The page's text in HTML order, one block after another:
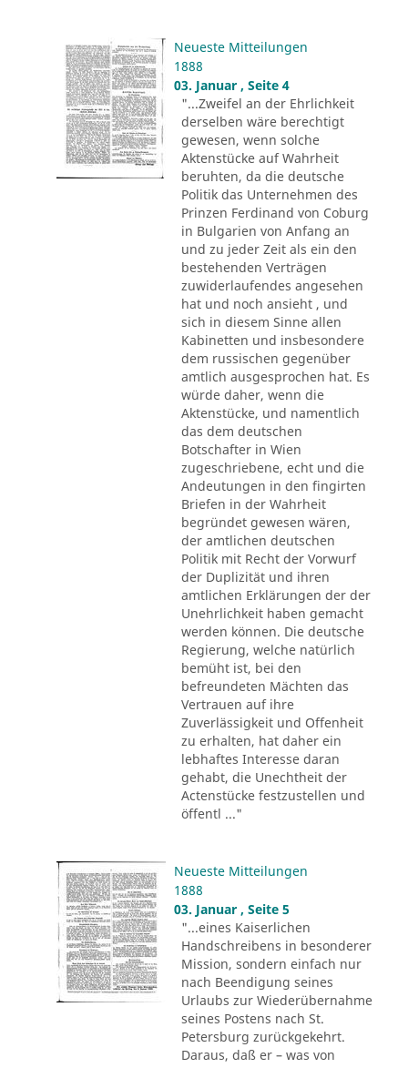
Neueste Mitteilungen
1888
03. Januar , Seite 4
"...Zweifel an der Ehrlichkeit
derselben wäre berechtigt
gewesen, wenn solche
Aktenstücke auf Wahrheit
beruhten, da die deutsche
Politik das Unternehmen des
Prinzen Ferdinand von Coburg
in Bulgarien von Anfang an
und zu jeder Zeit als ein den
bestehenden Verträgen
zuwiderlaufendes angesehen
hat und noch ansieht , und
sich in diesem Sinne allen
Kabinetten und insbesondere
dem russischen gegenüber
amtlich ausgesprochen hat. Es
würde daher, wenn die
Aktenstücke, und namentlich
das dem deutschen
Botschafter in Wien
zugeschriebene, echt und die
Andeutungen in den fingirten
Briefen in der Wahrheit
begründet gewesen wären,
der amtlichen deutschen
Politik mit Recht der Vorwurf
der Duplizität und ihren
amtlichen Erklärungen der der
Unehrlichkeit haben gemacht
werden können. Die deutsche
Regierung, welche natürlich
bemüht ist, bei den
befreundeten Mächten das
Vertrauen auf ihre
Zuverlässigkeit und Offenheit
zu erhalten, hat daher ein
lebhaftes Interesse daran
gehabt, die Unechtheit der
Actenstücke festzustellen und
öffentl ..."
Neueste Mitteilungen
1888
03. Januar , Seite 5
"...eines Kaiserlichen
Handschreibens in besonderer
Mission, sondern einfach nur
nach Beendigung seines
Urlaubs zur Wiederübernahme
seines Postens nach St.
Petersburg zurückgekehrt.
Daraus, daß er – was von